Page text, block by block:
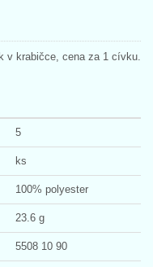
v krabičce, cena za 1 cívku.
5
ks
100% polyester
23.6 g
5508 10 90